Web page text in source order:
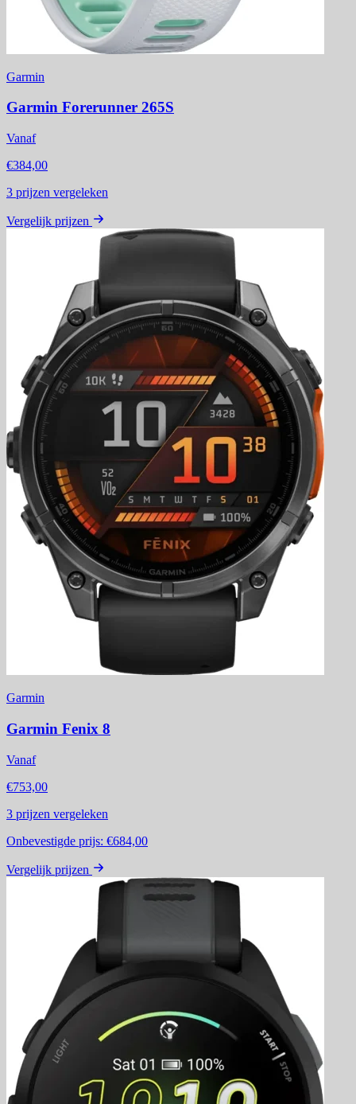
Garmin
Garmin Forerunner 265S
Vanaf
€384,00
3 prijzen vergeleken
Vergelijk prijzen
Garmin
Garmin Fenix 8
Vanaf
€753,00
3 prijzen vergeleken
Onbevestigde prijs: €684,00
Vergelijk prijzen